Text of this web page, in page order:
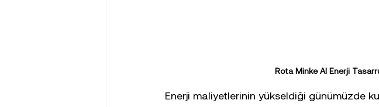
Rota Minke AI Enerji
Enerji maliyetlerinin yükseldiği günümüzde